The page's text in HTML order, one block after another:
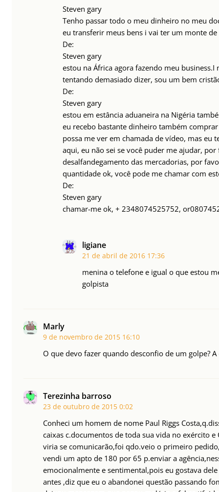
Steven gary
Tenho passar todo o meu dinheiro no meu
eu transferir meus bens i vai ter um monte
De:
Steven gary
estou na África agora fazendo meu
tentando demasiado dizer, sou um bem
De:
Steven gary
estou em estância aduaneira na Nigéria
eu recebo bastante dinheiro também
possa me ver em chamada de vídeo, mas
aqui, eu não sei se você puder me ajudar,
desalfandegamento das mercadorias, por
quantidade ok, você pode me chamar com
De:
Steven gary
chamar-me ok, + 2348074525752,
ligiane
21 de abril de 2016 17:36
menina o telefone e igual o que estou
golpista
Marly
9 de novembro de 2015 16:10
O que devo fazer quando desconfio de um golpe?
Terezinha barroso
23 de outubro de 2015 0:02
Conheci um homem de nome Paul Riggs
caixas c.documentos de toda sua vida no exército
viria se comunicarão,foi qdo.veio o primeiro
vendi um apto de 180 por 65 p.enviar a
emocionalmente e sentimental,pois eu gostava
antes ,diz que eu o abandonei questão passando